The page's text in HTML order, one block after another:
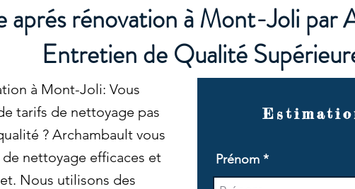
aprés rénovation à Mont-Joli par
Entretien de Qualité
à Mont-Joli: Vous
tarifs de nettoyage pas
? Archambault vous
nettoyage efficaces et
Nous utilisons des
Prénom